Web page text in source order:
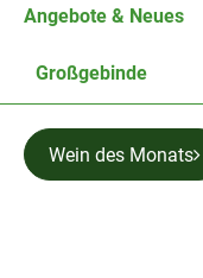
Angebote & Neues
Großgebinde
Wein des Monats